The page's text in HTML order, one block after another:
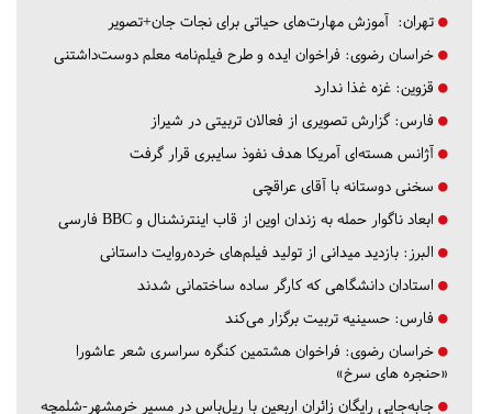
تهران: آموزش مهارت‌های حیاتی برای نجات جان+تصویر
خراسان رضوی: فراخوان ایده و طرح فیلم‌نامه معلم دوست‌داشتنی
قزوین: غزه غذا ندارد
فارس: گزارش تصویری از فعالان تربیتی در شیراز
آژانس هسته‌ای آمریکا هدف نفوذ سایبری قرار گرفت
سخنی دوستانه با آقای عراقچی
ابعاد ناگوار حمله به زندان اوین از قاب اینترنشنال و BBC فارسی
البرز: بازدید میدانی از تولید فیلم‌های خرده‌روایت داستانی
استادان دانشگاهی که کارگر ساده ساختمانی شدند
فارس: حسینیه تربیت برگزار می‌کند
خراسان رضوی: فراخوان هشتمین کنگره سراسری شعر عاشورا
«حنجره های سرخ»
جابه‌جایی رایگان زائران اربعین با ریل‌باس در مسیر خرمشهر-شلمچه